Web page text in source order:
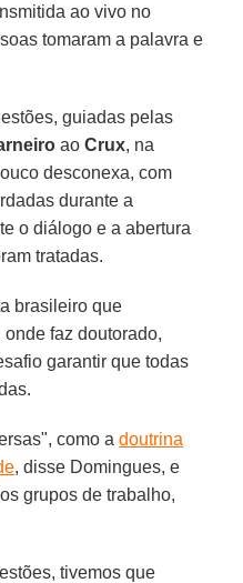
ao vivo no
tomaram a palavra e
guiadas pelas
aoCrux, na
desconexa, com
durante a
o diálogo e a abertura
tratadas.
brasileiro que
onde faz doutorado,
garantir que todas
como adoutrina
, disse Domingues, e
grupos de trabalho,
tivemos que